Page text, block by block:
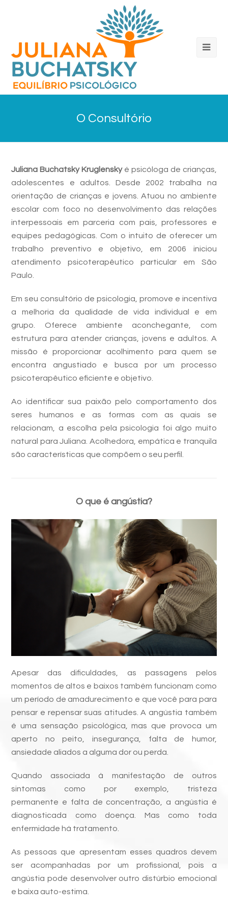
O Consultório
Juliana Buchatsky Kruglensky é psicóloga de crianças,
adolescentes e adultos. Desde 2002 trabalha na
orientação de crianças e jovens. Atuou no ambiente
escolar com foco no desenvolvimento das relações
interpessoais em parceria com pais, professores e
equipes pedagógicas. Com o intuito de oferecer um
trabalho preventivo e objetivo, em 2006 iniciou
atendimento psicoterapêutico particular em São
Paulo.
Em seu consultório de psicologia, promove e incentiva
a melhoria da qualidade de vida individual e em
grupo. Oferece ambiente aconchegante, com
estrutura para atender crianças, jovens e adultos. A
missão é proporcionar acolhimento para quem se
encontra angustiado e busca por um processo
psicoterapêutico eficiente e objetivo.
Ao identificar sua paixão pelo comportamento dos
seres humanos e as formas com as quais se
relacionam, a escolha pela psicologia foi algo muito
natural para Juliana. Acolhedora, empática e tranquila
são características que compõem o seu perfil.
O que é angústia?
Apesar das dificuldades, as passagens pelos
momentos de altos e baixos também funcionam como
um período de amadurecimento e que você para para
pensar e repensar suas atitudes. A angústia também
é uma sensação psicológica, mas que provoca um
aperto no peito, insegurança, falta de humor,
ansiedade aliados a alguma dor ou perda.
Quando associada à manifestação de outros
sintomas como por exemplo, tristeza
permanente e falta de concentração, a angústia é
diagnosticada como doença. Mas como toda
enfermidade há tratamento.
As pessoas que apresentam esses quadros devem
ser acompanhadas por um profissional, pois a
angústia pode desenvolver outro distúrbio emocional
e baixa auto-estima.